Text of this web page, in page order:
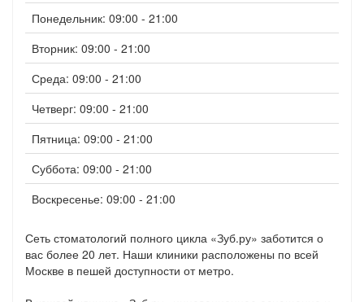
Понедельник: 09:00 - 21:00
Вторник: 09:00 - 21:00
Среда: 09:00 - 21:00
Четверг: 09:00 - 21:00
Пятница: 09:00 - 21:00
Суббота: 09:00 - 21:00
Воскресенье: 09:00 - 21:00
Сеть стоматологий полного цикла «Зуб.ру» заботится о
вас более 20 лет. Наши клиники расположены по всей
Москве в пешей доступности от метро.